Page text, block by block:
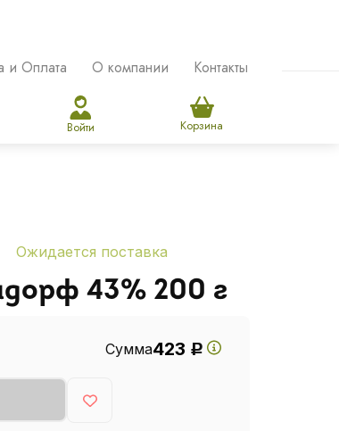
и Оплата О компании Контакты
Войти Корзина
Ожидается поставка
43% 200 г
Сумма423 Р